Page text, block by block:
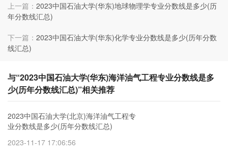
上一篇： 2023中国石油大学(华东)地球物理学专业分数线是多少(历
年分数线汇总)
下一篇： 2023中国石油大学(华东)化学专业分数线是多少(历年分数
线汇总)
与“2023中国石油大学(华东)海洋油气工程专业分数线是多
少(历年分数线汇总)”相关推荐
2023中国石油大学(北京)海洋油气工程专
业分数线是多少(历年分数线汇总)
2023-11-17 17:06:56